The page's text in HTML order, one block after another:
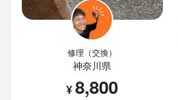
修理（交換）
神奈川県
¥8,800